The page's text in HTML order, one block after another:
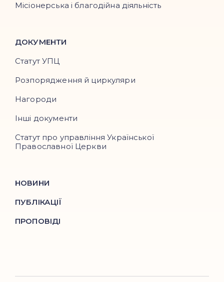
Місіонерська і благодійна діяльність
ДОКУМЕНТИ
Статут УПЦ
Розпорядження й циркуляри
Нагороди
Інші документи
Статут про управління Української
Православної Церкви
НОВИНИ
ПУБЛІКАЦІЇ
ПРОПОВІДІ